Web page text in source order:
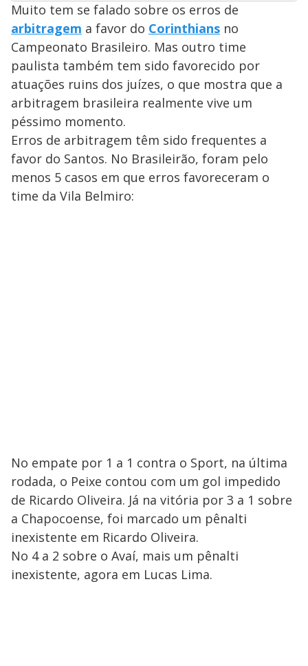
Muito tem se falado sobre os erros de
arbitragem a favor do Corinthians no
Campeonato Brasileiro. Mas outro time
paulista também tem sido favorecido por
atuações ruins dos juízes, o que mostra que a
arbitragem brasileira realmente vive um
péssimo momento.
Erros de arbitragem têm sido frequentes a
favor do Santos. No Brasileirão, foram pelo
menos 5 casos em que erros favoreceram o
time da Vila Belmiro:
No empate por 1 a 1 contra o Sport, na última
rodada, o Peixe contou com um gol impedido
de Ricardo Oliveira. Já na vitória por 3 a 1 sobre
a Chapocoense, foi marcado um pênalti
inexistente em Ricardo Oliveira.
No 4 a 2 sobre o Avaí, mais um pênalti
inexistente, agora em Lucas Lima.